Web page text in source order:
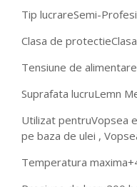
Tip lucrareSemi-
Clasa de protectie
Tensiune de alimentare
Suprafata lucruLemn
Utilizat pentruVopsea
pe baza de ulei ,
Temperatura maxima